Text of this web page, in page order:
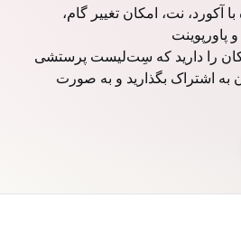
با آکورد، نت، امکان تغییر گام،
پاورپوینت
را دارید که سِت‌لیست پرستشی
به اشتراک بگذارید و به صورت